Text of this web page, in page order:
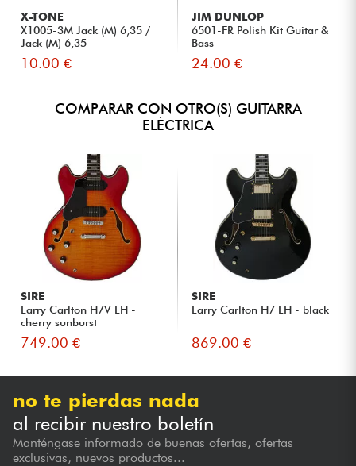
X-TONE
X1005-3M Jack (M) 6,35 /
Jack (M) 6,35
10.00 €
JIM DUNLOP
6501-FR Polish Kit Guitar &
Bass
24.00 €
COMPARAR CON OTRO(S) GUITARRA
ELÉCTRICA
SIRE
Larry Carlton H7V LH -
cherry sunburst
749.00 €
SIRE
Larry Carlton H7 LH - black
869.00 €
no te pierdas nada
al recibir nuestro boletín
Manténgase informado de buenas ofertas, ofertas
exclusivas, nuevos productos...